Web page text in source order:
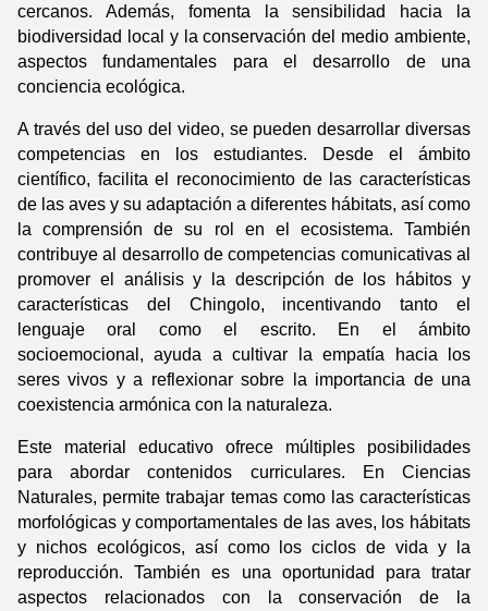
cercanos. Además, fomenta la sensibilidad hacia la
biodiversidad local y la conservación del medio ambiente,
aspectos fundamentales para el desarrollo de una
conciencia ecológica.
A través del uso del video, se pueden desarrollar diversas
competencias en los estudiantes. Desde el ámbito
científico, facilita el reconocimiento de las características
de las aves y su adaptación a diferentes hábitats, así como
la comprensión de su rol en el ecosistema. También
contribuye al desarrollo de competencias comunicativas al
promover el análisis y la descripción de los hábitos y
características del Chingolo, incentivando tanto el
lenguaje oral como el escrito. En el ámbito
socioemocional, ayuda a cultivar la empatía hacia los
seres vivos y a reflexionar sobre la importancia de una
coexistencia armónica con la naturaleza.
Este material educativo ofrece múltiples posibilidades
para abordar contenidos curriculares. En Ciencias
Naturales, permite trabajar temas como las características
morfológicas y comportamentales de las aves, los hábitats
y nichos ecológicos, así como los ciclos de vida y la
reproducción. También es una oportunidad para tratar
aspectos relacionados con la conservación de la